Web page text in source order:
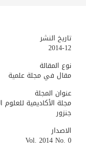
تاريخ النشر
2014-12
نوع المقالة
مقال في مجلة علمية
عنوان المجلة
مجلة الأكاديمية للعلوم
جنزور
الاصدار
Vol. 2014 No. 0